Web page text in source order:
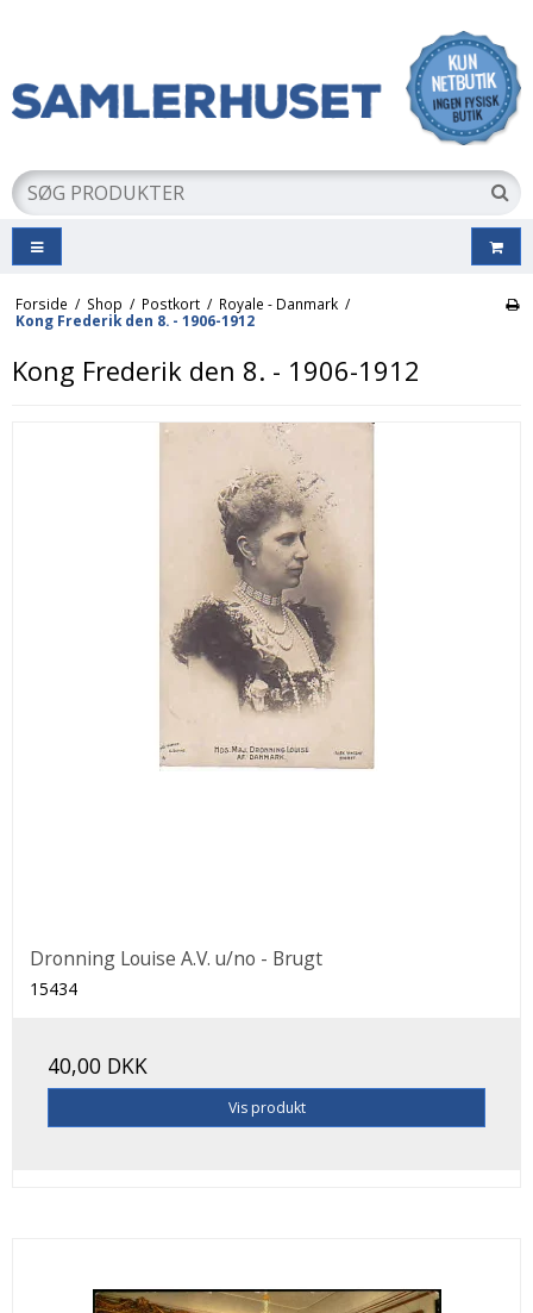
Forside / Shop / Postkort / Royale - Danmark /
Kong Frederik den 8. - 1906-1912
Kong Frederik den 8. - 1906-1912
Dronning Louise A.V. u/no - Brugt
15434
40,00 DKK
Vis produkt